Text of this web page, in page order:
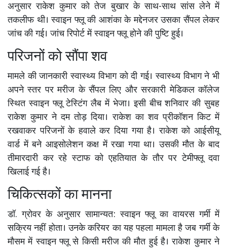
अनुसार राकेश कुमार को तेज बुखार के साथ-साथ सांस लेने में
तकलीफ थी। स्वाइन फ्लू की आशंका के मद्देनजर उसका सैंपल लेकर
जांच की गई। जांच रिपोर्ट में स्वाइन फ्लू होने की पुष्टि हुई।
परिजनों को सौंपा शव
मामले की जानकारी स्वास्थ्य विभाग को दी गई। स्वास्थ्य विभाग ने भी
अपने स्तर पर मरीज के सैंपल लिए और सरकारी मेडिकल कॉलेज
स्थित स्वाइन फ्लू टेस्टिंग लैब में भेजा। इसी बीच शनिवार की सुबह
राकेश कुमार ने दम तोड़ दिया। राकेश का शव प्रीकॉशन किट में
रखवाकर परिजनों के हवाले कर दिया गया है। राकेश को आईसीयू
वार्ड में बने आइसोलेशन कक्ष में रखा गया था। उसकी मौत के बाद
तीमारदारी कर रहे स्टाफ को एहतियात के तौर पर टेमीफ्लू दवा
खिलाई गई है।
चिकित्सकों का मानना
डॉ. ग्रोवर के अनुसार सामान्यत: स्वाइन फ्लू का वायरस गर्मी में
सक्रिय नहीं होता। उनके करियर का यह पहला मामला है जब गर्मी के
मौसम में स्वाइन फ्लू से किसी मरीज की मौत हुई है। राकेश कुमार ने